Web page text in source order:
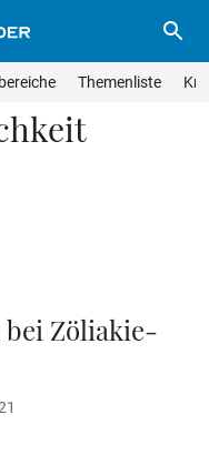
ThemenlisteSuche
Zöliakie-